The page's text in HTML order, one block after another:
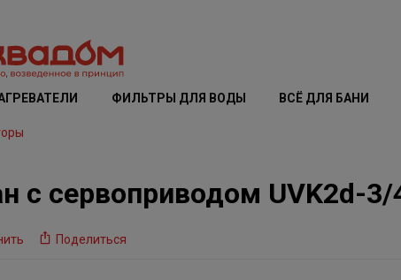
ФИЛЬТРЫ ДЛЯ ВОДЫ ВСЁ ДЛЯ БАНИ
с сервоприводом UVK2d-3/
Поделиться